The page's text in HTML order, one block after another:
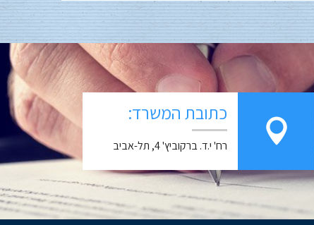
כתובת המשרד:
רח' י.ד. ברקוביץ' 4, תל-אביב